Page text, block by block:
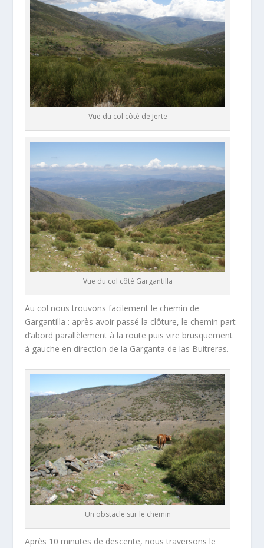
Vue du col côté de Jerte
Vue du col côté Gargantilla
Au col nous trouvons facilement le chemin de
Gargantilla : après avoir passé la clôture, le chemin part
d’abord parallèlement à la route puis vire brusquement
à gauche en direction de la Garganta de las Buitreras.
Un obstacle sur le chemin
Après 10 minutes de descente, nous traversons le